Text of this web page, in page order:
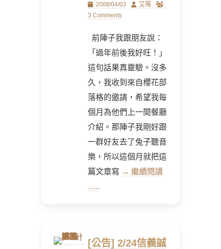
Posted
on
2008/04/03 Author
艾瑪
3 Comments
前陣子我跟朋友說：
「過年前後我好旺！」
這句話果真靈驗。沒多
久，我收到來自櫻花部
落格的邀請，希望我每
個月為他們上一間餐廳
介紹。那陣子我剛好跟
一群好友去了兔子聽音
樂，所以這個月就把這
篇文章寫 → 繼續閱讀
…..
[公告] 2/24信義誠